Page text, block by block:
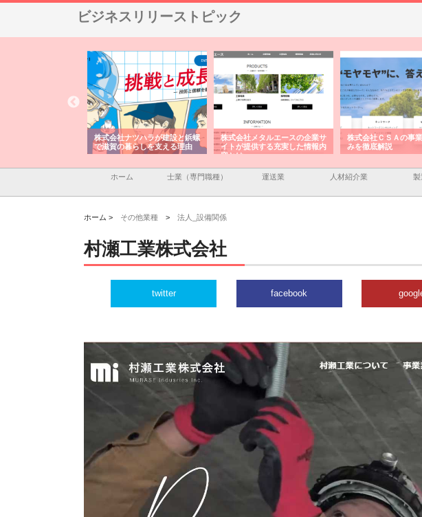
ビジネスリリーストピック
株式会社メタルエースの企業サ
イトが提供する充実した情報内
容とは
株式会社ＣＳＡの事業内容と強
みを徹底解説
株式会社山形道路が
装工事と土木技術の全
ホーム 士業（専門職種） 運送業 人材紹介業 製
ホーム > その他業種 > 法人_設備関係
村瀬工業株式会社
twitter facebook